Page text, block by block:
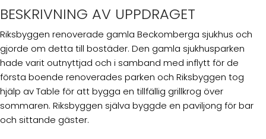
BESKRIVNING AV UPPDRAGET
Riksbyggen renoverade gamla Beckomberga sjukhus och
gjorde om detta till bostäder. Den gamla sjukhusparken
hade varit outnyttjad och i samband med inflytt för de
första boende renoverades parken och Riksbyggen tog
hjälp av Table för att bygga en tillfällig grillkrog över
sommaren. Riksbyggen själva byggde en paviljong för bar
och sittande gäster.